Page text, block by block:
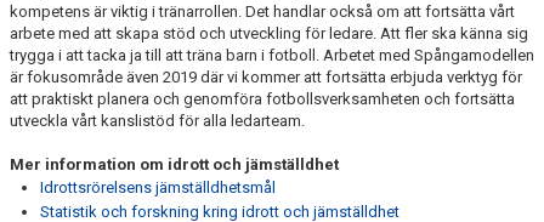
kompetens är viktig i tränarrollen. Det handlar också om att fortsätta vårt
arbete med att skapa stöd och utveckling för ledare. Att fler ska känna sig
trygga i att tacka ja till att träna barn i fotboll. Arbetet med Spångamodellen
är fokusområde även 2019 där vi kommer att fortsätta erbjuda verktyg för
att praktiskt planera och genomföra fotbollsverksamheten och fortsätta
utveckla vårt kanslistöd för alla ledarteam.
Mer information om idrott och jämställdhet
Idrottsrörelsens jämställdhetsmål
Statistik och forskning kring idrott och jämställdhet